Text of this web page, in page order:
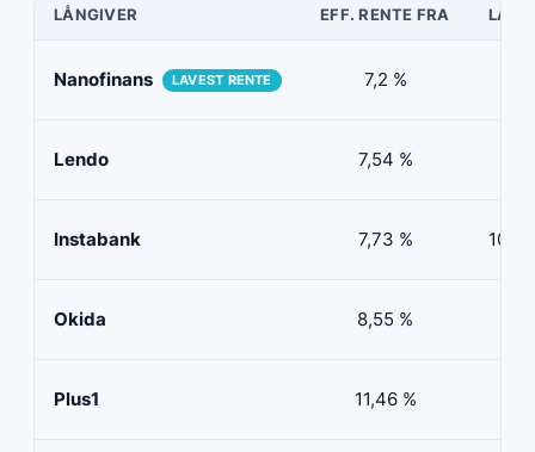
LÅNGIVER EFF. RENTE FRA
Nanofinans LAVEST RENTE 7,2 %
Lendo 7,54 %
Instabank 7,73 % 100
Okida 8,55 %
Plus1 11,46 %